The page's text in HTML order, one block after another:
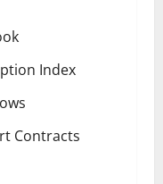
Index
Contracts